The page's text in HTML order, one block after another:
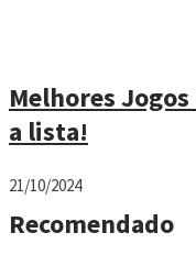
Melhores
a lista!
21/10/2024
Recomendado